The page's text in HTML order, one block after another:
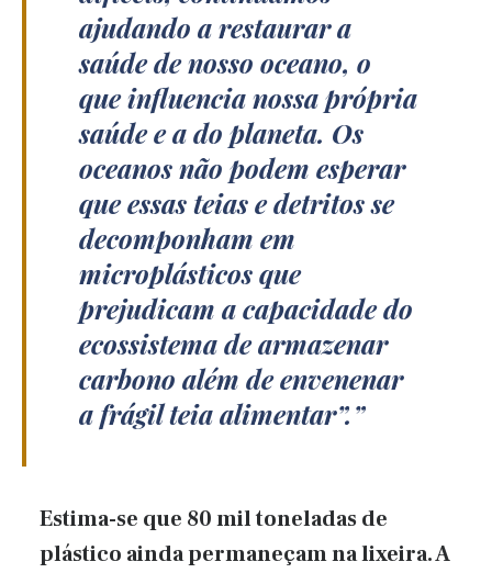
ajudando a restaurar a
saúde de nosso oceano, o
que influencia nossa própria
saúde e a do planeta. Os
oceanos não podem esperar
que essas teias e detritos se
decomponham em
microplásticos que
prejudicam a capacidade do
ecossistema de armazenar
carbono além de envenenar
a frágil teia alimentar”.
Estima-se que 80 mil toneladas de
plástico ainda permaneçam na lixeira. A